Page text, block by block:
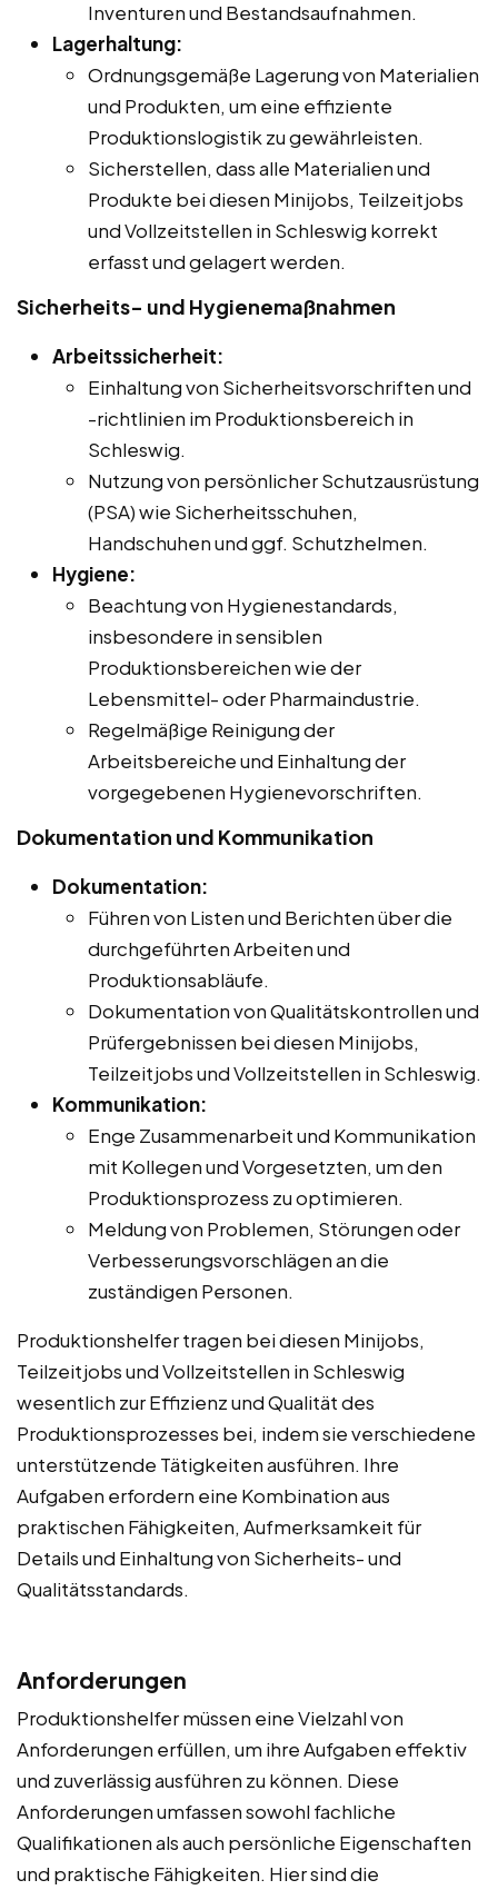
Inventuren und Bestandsaufnahmen.
Lagerhaltung:
Ordnungsgemäße Lagerung von Materialien
und Produkten, um eine effiziente
Produktionslogistik zu gewährleisten.
Sicherstellen, dass alle Materialien und
Produkte bei diesen Minijobs, Teilzeitjobs
und Vollzeitstellen in Schleswig korrekt
erfasst und gelagert werden.
Sicherheits- und Hygienemaßnahmen
Arbeitssicherheit:
Einhaltung von Sicherheitsvorschriften und
-richtlinien im Produktionsbereich in
Schleswig.
Nutzung von persönlicher Schutzausrüstung
(PSA) wie Sicherheitsschuhen,
Handschuhen und ggf. Schutzhelmen.
Hygiene:
Beachtung von Hygienestandards,
insbesondere in sensiblen
Produktionsbereichen wie der
Lebensmittel- oder Pharmaindustrie.
Regelmäßige Reinigung der
Arbeitsbereiche und Einhaltung der
vorgegebenen Hygienevorschriften.
Dokumentation und Kommunikation
Dokumentation:
Führen von Listen und Berichten über die
durchgeführten Arbeiten und
Produktionsabläufe.
Dokumentation von Qualitätskontrollen und
Prüfergebnissen bei diesen Minijobs,
Teilzeitjobs und Vollzeitstellen in Schleswig.
Kommunikation:
Enge Zusammenarbeit und Kommunikation
mit Kollegen und Vorgesetzten, um den
Produktionsprozess zu optimieren.
Meldung von Problemen, Störungen oder
Verbesserungsvorschlägen an die
zuständigen Personen.
Produktionshelfer tragen bei diesen Minijobs,
Teilzeitjobs und Vollzeitstellen in Schleswig
wesentlich zur Effizienz und Qualität des
Produktionsprozesses bei, indem sie verschiedene
unterstützende Tätigkeiten ausführen. Ihre
Aufgaben erfordern eine Kombination aus
praktischen Fähigkeiten, Aufmerksamkeit für
Details und Einhaltung von Sicherheits- und
Qualitätsstandards.
Anforderungen
Produktionshelfer müssen eine Vielzahl von
Anforderungen erfüllen, um ihre Aufgaben effektiv
und zuverlässig ausführen zu können. Diese
Anforderungen umfassen sowohl fachliche
Qualifikationen als auch persönliche Eigenschaften
und praktische Fähigkeiten. Hier sind die